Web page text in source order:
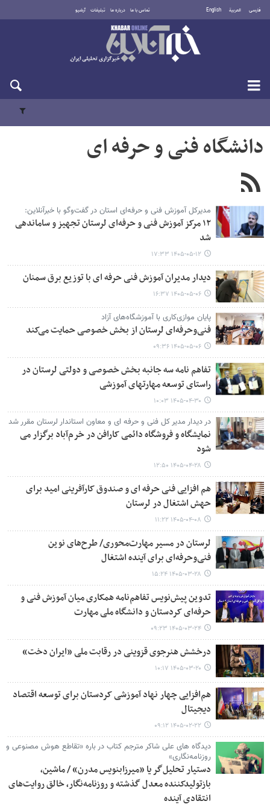
فارسی العربية English تماس با ما درباره ما تبلیغات آرشیو
جمعه ۱۶ مرداد ۱۴۰۵
دانشگاه فنی و حرفه ای
مدیرکل آموزش فنی و حرفه‌ای استان در گفت‌وگو با خبرآنلاین:
۱۲ مرکز آموزش فنی و حرفه‌ای لرستان تجهیز و ساماندهی
شد
۱۴۰۵-۰۵-۱۲ ۱۷:۳۳
دیدار مدیران آموزش فنی حرفه ای با توزیع برق سمنان
۱۴۰۵-۰۵-۰۶ ۱۶:۳۷
پایان موازی‌کاری با آموزشگاه‌های آزاد
فنی‌وحرفه‌ای لرستان از بخش خصوصی حمایت می‌کند
۱۴۰۵-۰۵-۰۶ ۰۹:۳۶
تفاهم نامه سه جانبه بخش خصوصی و دولتی لرستان در
راستای توسعه مهارتهای آموزشی
۱۴۰۵-۰۴-۳۰ ۱۰:۰۳
در دیدار مدیر کل فنی و حرفه ای و معاون استاندار لرستان مقرر شد
نمایشگاه و فروشگاه دائمی کارافن در خرم‌آباد برگزار می
شود
۱۴۰۵-۰۴-۲۸ ۱۲:۵۰
هم افزایی فنی حرفه ای و صندوق کارآفرینی امید برای
حهش اشتغال در لرستان
۱۴۰۵-۰۴-۰۸ ۱۱:۲۲
لرستان در مسیر مهارت‌محوری/ طرح‌های نوین
فنی‌وحرفه‌ای برای آینده اشتغال
۱۴۰۵-۰۳-۲۸ ۱۵:۲۴
تدوین پیش‌نویس تفاهم‌نامه همکاری میان آموزش فنی و
حرفه‌ای کردستان و دانشگاه ملی مهارت
۱۴۰۵-۰۳-۲۴ ۰۹:۲۳
درخشش هنرجوی قزوینی در رقابت ملی «ایران دخت»
۱۴۰۵-۰۳-۲۰ ۱۰:۱۷
هم‌افزایی چهار نهاد آموزشی کردستان برای توسعه اقتصاد
دیجیتال
۱۴۰۵-۰۲-۲۲ ۰۹:۱۲
دیدگاه های علی شاکر مترجم کتاب در باره «تقاطع هوش مصنوعی و
روزنامه‌نگاری»
دستیار تحلیل‌گر یا «میرزابنویس مدرن» / ماشین،
بازتولیدکننده‌ معدل گذشته و روزنامه‌نگار، خالق روایت‌های
انتقادی آینده